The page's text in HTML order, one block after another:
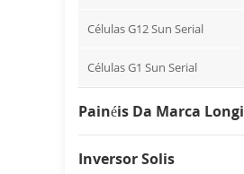
Células G12 Sun Serial
Células G1 Sun Serial
Painéis Da Marca Longi
Inversor Solis